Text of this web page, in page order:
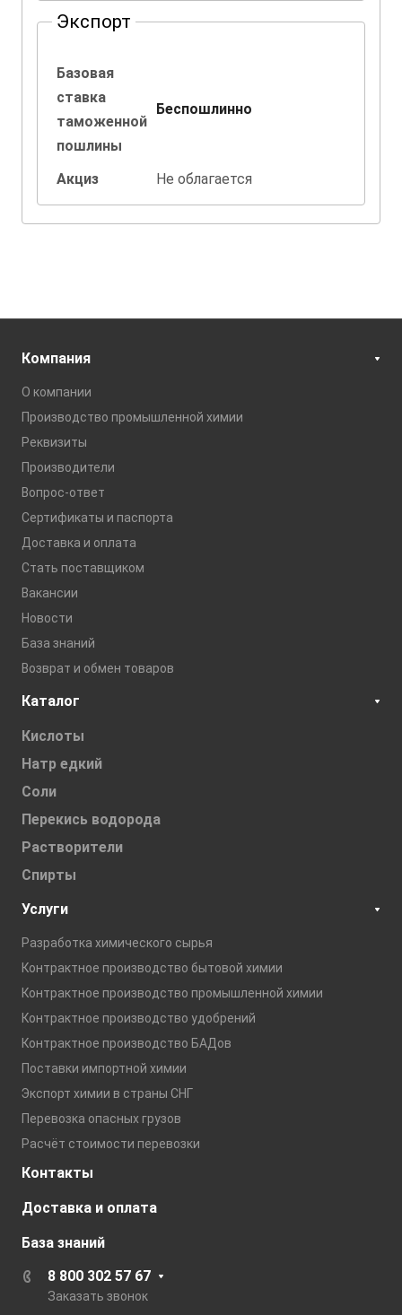
Экспорт
Базовая
ставка
таможенной
пошлины
Беспошлинно
Акциз Не облагается
Компания
О компании
Производство промышленной химии
Реквизиты
Производители
Вопрос-ответ
Сертификаты и паспорта
Доставка и оплата
Стать поставщиком
Вакансии
Новости
База знаний
Возврат и обмен товаров
Каталог
Кислоты
Натр едкий
Соли
Перекись водорода
Растворители
Спирты
Услуги
Разработка химического сырья
Контрактное производство бытовой химии
Контрактное производство промышленной химии
Контрактное производство удобрений
Контрактное производство БАДов
Поставки импортной химии
Экспорт химии в страны СНГ
Перевозка опасных грузов
Расчёт стоимости перевозки
Контакты
Доставка и оплата
База знаний
8 800 302 57 67
Заказать звонок